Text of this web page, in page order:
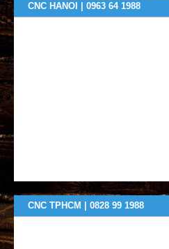
CNC HANOI | 0963 64 1988
CNC TPHCM | 0828 99 1988